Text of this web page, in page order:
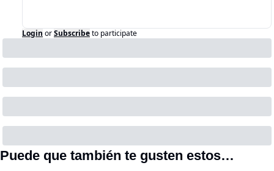
Login orSubscribeto participate
Puede que también te gusten estos…